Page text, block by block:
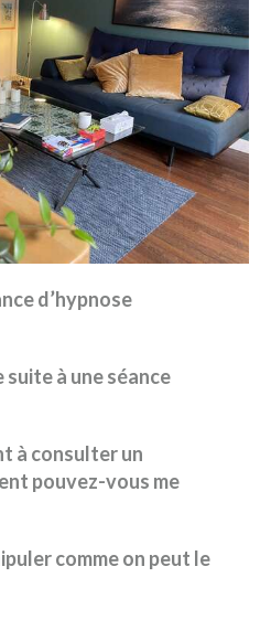
d’hypnose
à une séance
à consulter un
pouvez-vous me
comme on peut le